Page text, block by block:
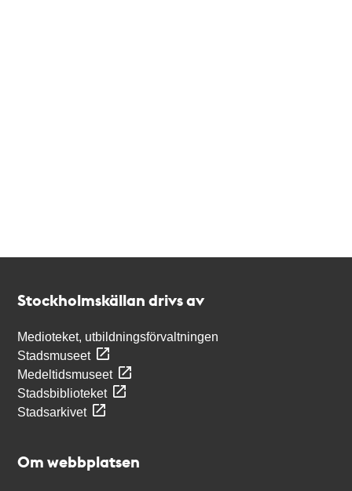
Stockholmskällan drivs av
Medioteket, utbildningsförvaltningen
Stadsmuseet
Medeltidsmuseet
Stadsbiblioteket
Stadsarkivet
Om webbplatsen